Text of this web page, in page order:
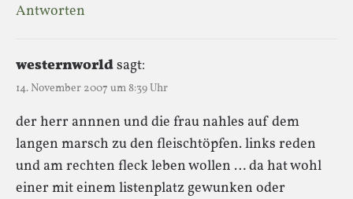
Antworten
westernworldsagt:
14. November 2007 um 8:39 Uhr
der herr annnen und die frau nahles auf dem
langen marsch zu den fleischtöpfen. links reden
und am rechten fleck leben wollen … da hat wohl
einer mit einem listenplatz gewunken oder